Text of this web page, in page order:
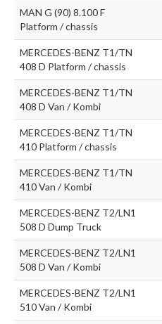
MAN G (90) 8.100 F
Platform / chassis
MERCEDES-BENZ T1/TN
408 D Platform / chassis
MERCEDES-BENZ T1/TN
408 D Van / Kombi
MERCEDES-BENZ T1/TN
410 Platform / chassis
MERCEDES-BENZ T1/TN
410 Van / Kombi
MERCEDES-BENZ T2/LN1
508 D Dump Truck
MERCEDES-BENZ T2/LN1
508 D Van / Kombi
MERCEDES-BENZ T2/LN1
510 Van / Kombi